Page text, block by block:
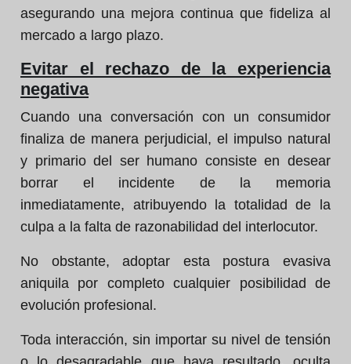
asegurando una mejora continua que fideliza al
mercado a largo plazo.
Evitar el rechazo de la experiencia
negativa
Cuando una conversación con un consumidor
finaliza de manera perjudicial, el impulso natural
y primario del ser humano consiste en desear
borrar el incidente de la memoria
inmediatamente, atribuyendo la totalidad de la
culpa a la falta de razonabilidad del interlocutor.
No obstante, adoptar esta postura evasiva
aniquila por completo cualquier posibilidad de
evolución profesional.
Toda interacción, sin importar su nivel de tensión